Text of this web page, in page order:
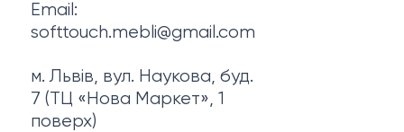
Email:
softtouch.mebli@gmail.com
м. Львів, вул. Наукова, буд.
7 (ТЦ «Нова Маркет», 1
поверх)